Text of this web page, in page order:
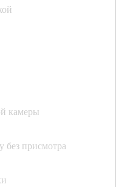
камеры
без присмотра